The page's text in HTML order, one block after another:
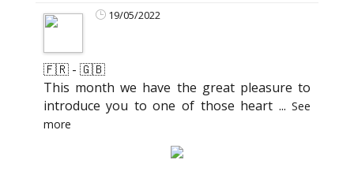
19/05/2022
🇫🇷 - 🇬🇧
This month we have the great pleasure to
introduce you to one of those heart ...See
more